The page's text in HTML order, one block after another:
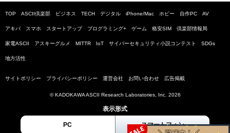
TOP ASCII倶楽部 ビジネス TECH デジタル iPhone/Mac ホビー 自作PC AV
アキバ スマホ スタートアップ プログラミング+ ゲーム 格安SIM 倶楽部情報局
家電ASCII アスキーグルメ MITTR IoT サイバーセキュリティ小説コンテスト SDGs
地方活性
サイトポリシー プライバシーポリシー 運営会社 お問い合わせ 広告掲載
© KADOKAWA ASCII Research Laboratories, Inc. 2026
表示形式
PC スマートフォン